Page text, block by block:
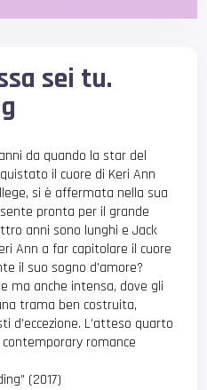
sei tu.
da quando la star del
il cuore di Keri Ann
si è affermata nella sua
pronta per il grande
anni sono lunghi e Jack
Ann a far capitolare il cuore
il suo sogno d’amore?
ma anche intensa, dove gli
trama ben costruita,
L’atteso quarto
romance
(2017)